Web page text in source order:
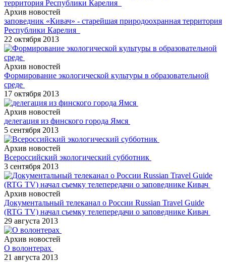
Архив новостей
заповедник «Кивач» - старейшая природоохранная территория
Республики Карелия
22 октября 2013
Архив новостей
Формирование экологической культуры в образовательной
среде
17 октября 2013
Архив новостей
делегация из финского города Ямся
5 сентября 2013
Архив новостей
Всероссийский экологический субботник
3 сентября 2013
Архив новостей
Документальный телеканал о России Russian Travel Guide
(RTG TV) начал съемку телепередачи о заповеднике Кивач
29 августа 2013
Архив новостей
О волонтерах
21 августа 2013